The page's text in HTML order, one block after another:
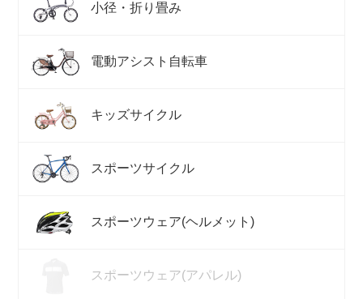
小径・折り畳み
電動アシスト自転車
キッズサイクル
スポーツサイクル
スポーツウェア(ヘルメット)
スポーツウェア(アパレル)